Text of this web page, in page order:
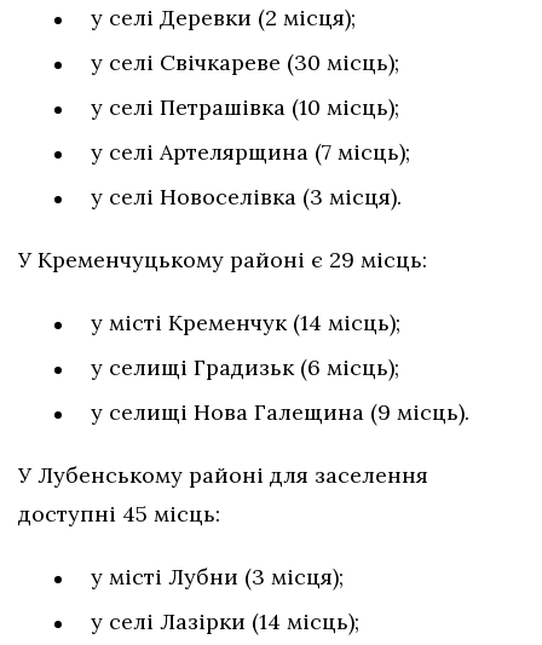
у селі Деревки (2 місця);
у селі Свічкареве (30 місць);
у селі Петрашівка (10 місць);
у селі Артелярщина (7 місць);
у селі Новоселівка (3 місця).
У Кременчуцькому районі є 29 місць:
у місті Кременчук (14 місць);
у селищі Градизьк (6 місць);
у селищі Нова Галещина (9 місць).
У Лубенському районі для заселення
доступні 45 місць:
у місті Лубни (3 місця);
у селі Лазірки (14 місць);